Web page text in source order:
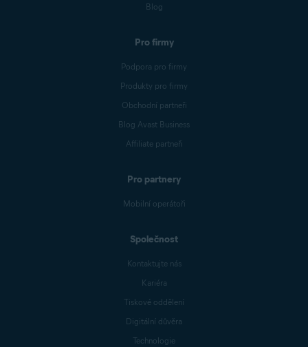
Blog
Pro firmy
Podpora pro firmy
Produkty pro firmy
Obchodní partneři
Blog Avast Business
Affiliate partneři
Pro partnery
Mobilní operátoři
Společnost
Kontaktujte nás
Kariéra
Tiskové oddělení
Digitální důvěra
Technologie